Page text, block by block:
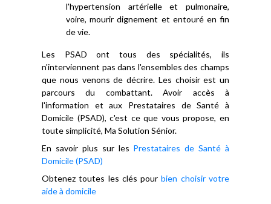
l'hypertension artérielle et pulmonaire,
voire, mourir dignement et entouré en fin
de vie.
Les PSAD ont tous des spécialités, ils
n'interviennent pas dans l'ensembles des champs
que nous venons de décrire. Les choisir est un
parcours du combattant. Avoir accès à
l'information et aux Prestataires de Santé à
Domicile (PSAD), c'est ce que vous propose, en
toute simplicité, Ma Solution Sénior.
En savoir plus sur les Prestataires de Santé à
Domicile (PSAD)
Obtenez toutes les clés pourbien choisir votre
aide à domicile